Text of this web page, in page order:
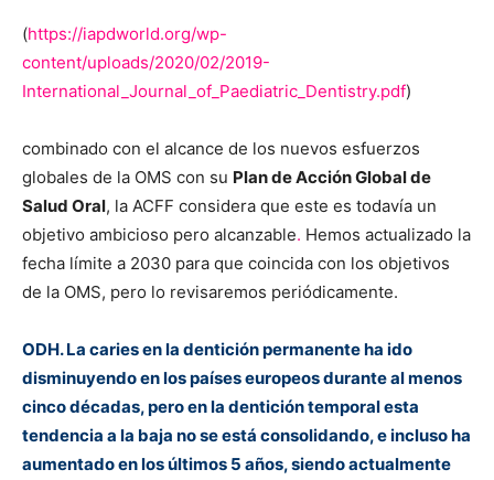
(https://iapdworld.org/wp-
content/uploads/2020/02/2019-
International_Journal_of_Paediatric_Dentistry.pdf)
combinado con el alcance de los nuevos esfuerzos
globales de la OMS con su Plan de Acción Global de
Salud Oral, la ACFF considera que este es todavía un
objetivo ambicioso pero alcanzable. Hemos actualizado la
fecha límite a 2030 para que coincida con los objetivos
de la OMS, pero lo revisaremos periódicamente.
ODH. La caries en la dentición permanente ha ido
disminuyendo en los países europeos durante al menos
cinco décadas, pero en la dentición temporal esta
tendencia a la baja no se está consolidando, e incluso ha
aumentado en los últimos 5 años, siendo actualmente